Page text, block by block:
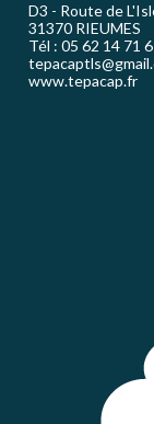
D3 - Route de
31370 RIEUMES
Tél : 05 62 14 71
www.tepacap.fr